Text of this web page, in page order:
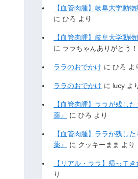
【血管肉腫】岐阜大学動
に ひろ より
【血管肉腫】岐阜大学動
に ララちゃんありがとう！
ララのおでかけ に ひろ よ
ララのおでかけ に lucy よ
【血管肉腫】ララが残し
薬』
に ひろ より
【血管肉腫】ララが残し
薬』
に クッキーまま より
【リアル・ララ】帰ってき
り